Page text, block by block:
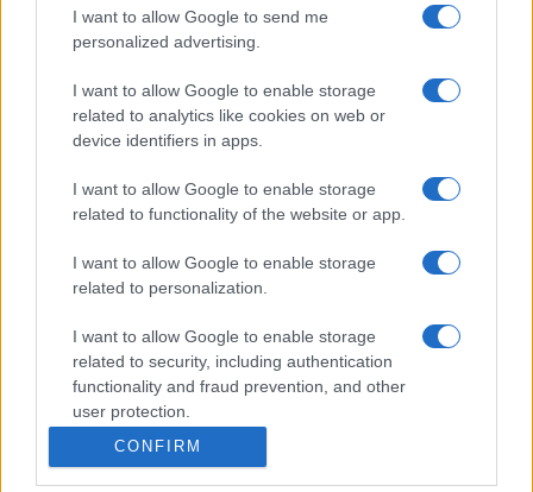
I want to allow Google to send me
personalized advertising.
I want to allow Google to enable storage
related to analytics like cookies on web or
device identifiers in apps.
I want to allow Google to enable storage
related to functionality of the website or app.
I want to allow Google to enable storage
related to personalization.
I want to allow Google to enable storage
related to security, including authentication
functionality and fraud prevention, and other
user protection.
CONFIRM
kurzuson ismerkedtünk meg egymással a Trafóban.
aki a dalokat írta. Mókus egyébként végig színen van. De
nem csak a zenei kíséretet adja, hanem - ez most hadd
játéknak.
Szirtes Edina Mókus (F.:K.P.)
- Amely a Spinoza Ház falatnyi színpadán zajlik. Miért pont